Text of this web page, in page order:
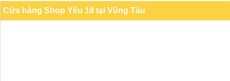
Cửa hàng Shop Yêu 18 tại Vũng Tàu